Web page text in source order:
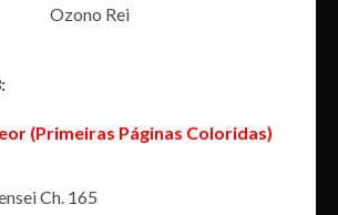
Ozono Rei
(Primeiras Páginas Coloridas)
Ch. 165